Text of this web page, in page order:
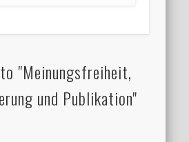
"Meinungsfreiheit,
und Publikation"